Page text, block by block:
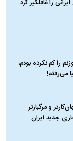
را غافلگیر کرد
را کم نکرده بودم،
می‌رفتم!
و مرگبارتر
جدید ایران